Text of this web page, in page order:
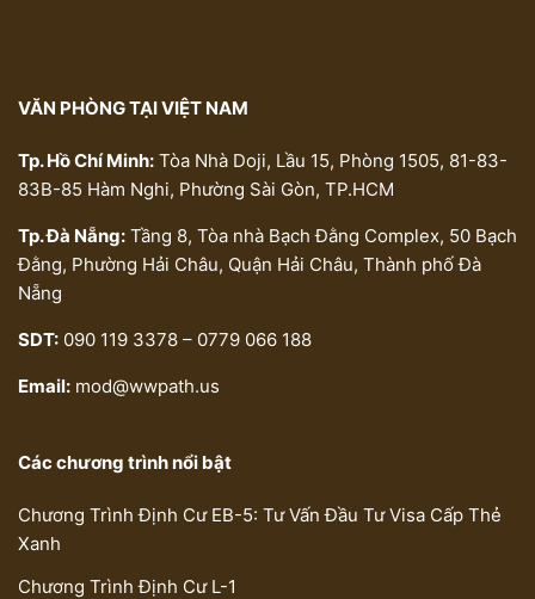
VĂN PHÒNG TẠI VIỆT NAM
Tp. Hồ Chí Minh: Tòa Nhà Doji, Lầu 15, Phòng 1505, 81-83-
83B-85 Hàm Nghi, Phường Sài Gòn, TP.HCM
Tp. Đà Nẵng: Tầng 8, Tòa nhà Bạch Đằng Complex, 50 Bạch
Đằng, Phường Hải Châu, Quận Hải Châu, Thành phố Đà
Nẵng
SDT: 090 119 3378 – 0779 066 188
Email: mod@wwpath.us
Các chương trình nổi bật
Chương Trình Định Cư EB-5: Tư Vấn Đầu Tư Visa Cấp Thẻ
Xanh
Chương Trình Định Cư L-1